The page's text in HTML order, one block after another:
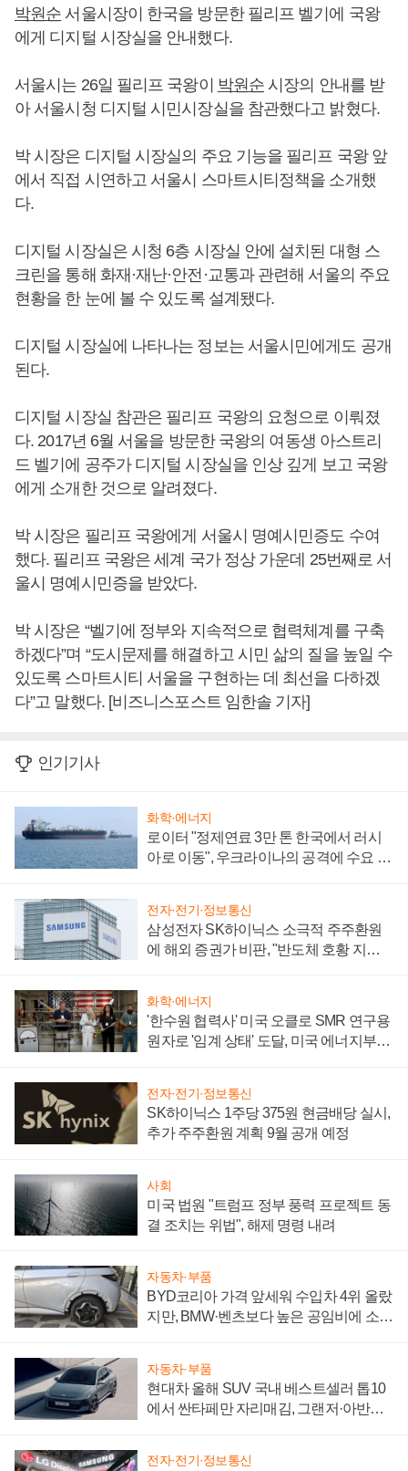
박원순 서울시장이 한국을 방문한 필리프 벨기에 국왕
에게 디지털 시장실을 안내했다.
서울시는 26일 필리프 국왕이 박원순 시장의 안내를 받
아 서울시청 디지털 시민시장실을 참관했다고 밝혔다.
박 시장은 디지털 시장실의 주요 기능을 필리프 국왕 앞
에서 직접 시연하고 서울시 스마트시티정책을 소개했
다.
디지털 시장실은 시청 6층 시장실 안에 설치된 대형 스
크린을 통해 화재·재난·안전·교통과 관련해 서울의 주요
현황을 한 눈에 볼 수 있도록 설계됐다.
디지털 시장실에 나타나는 정보는 서울시민에게도 공개
된다.
디지털 시장실 참관은 필리프 국왕의 요청으로 이뤄졌
다. 2017년 6월 서울을 방문한 국왕의 여동생 아스트리
드 벨기에 공주가 디지털 시장실을 인상 깊게 보고 국왕
에게 소개한 것으로 알려졌다.
박 시장은 필리프 국왕에게 서울시 명예시민증도 수여
했다. 필리프 국왕은 세계 국가 정상 가운데 25번째로 서
울시 명예시민증을 받았다.
박 시장은 “벨기에 정부와 지속적으로 협력체계를 구축
하겠다”며 “도시문제를 해결하고 시민 삶의 질을 높일 수
있도록 스마트시티 서울을 구현하는 데 최선을 다하겠
다”고 말했다. [비즈니스포스트 임한솔 기자]
인기기사
화학·에너지
로이터 "정제연료 3만 톤 한국에서 러시
아로 이동", 우크라이나의 공격에 수요 늘
전자·전기·정보통신
삼성전자 SK하이닉스 소극적 주주환원
에 해외 증권가 비판, "반도체 호황 지속
화학·에너지
'한수원 협력사' 미국 오클로 SMR 연구용
원자로 '임계 상태' 도달, 미국 에너지부
전자·전기·정보통신
SK하이닉스 1주당 375원 현금배당 실시,
추가 주주환원 계획 9월 공개 예정
사회
미국 법원 "트럼프 정부 풍력 프로젝트 동
결 조치는 위법", 해제 명령 내려
자동차·부품
BYD코리아 가격 앞세워 수입차 4위 올랐
지만, BMW·벤츠보다 높은 공임비에 소비
자동차·부품
현대차 올해 SUV 국내 베스트셀러 톱10
에서 싼타페만 자리매김, 그랜저·아반떼
전자·전기·정보통신